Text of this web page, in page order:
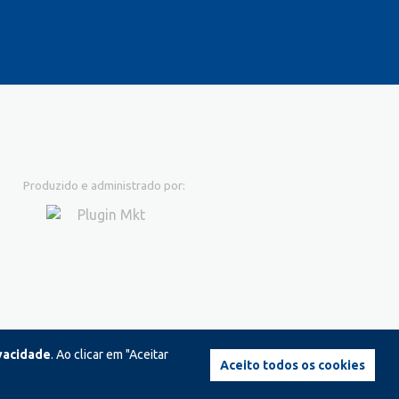
. Ao clicar em "Aceitar
Aceito todos os cookies
Produzido e administrado por: